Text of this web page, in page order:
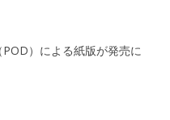
）による紙版が発売に